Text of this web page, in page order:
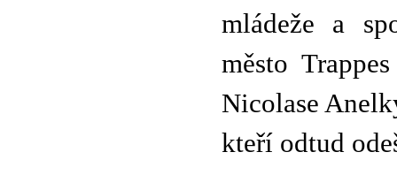
mládeže a
město
Nicolase
kteří odtud